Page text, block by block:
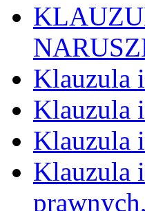
Klauzula
Klauzula
Klauzula
Klauzula